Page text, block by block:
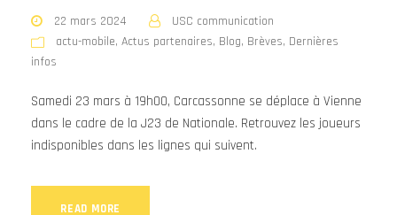
22 mars 2024
USC communication
actu-mobile, Actus partenaires, Blog, Brèves, Dernières
infos
Samedi 23 mars à 19h00, Carcassonne se déplace à Vienne
dans le cadre de la J23 de Nationale. Retrouvez les joueurs
indisponibles dans les lignes qui suivent.
READ MORE